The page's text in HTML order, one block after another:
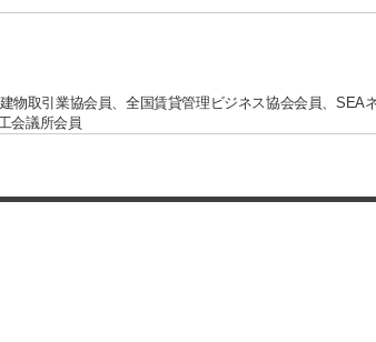
物取引業協会員、全国賃貸管理ビジネス協会会員、SEA
会議所会員